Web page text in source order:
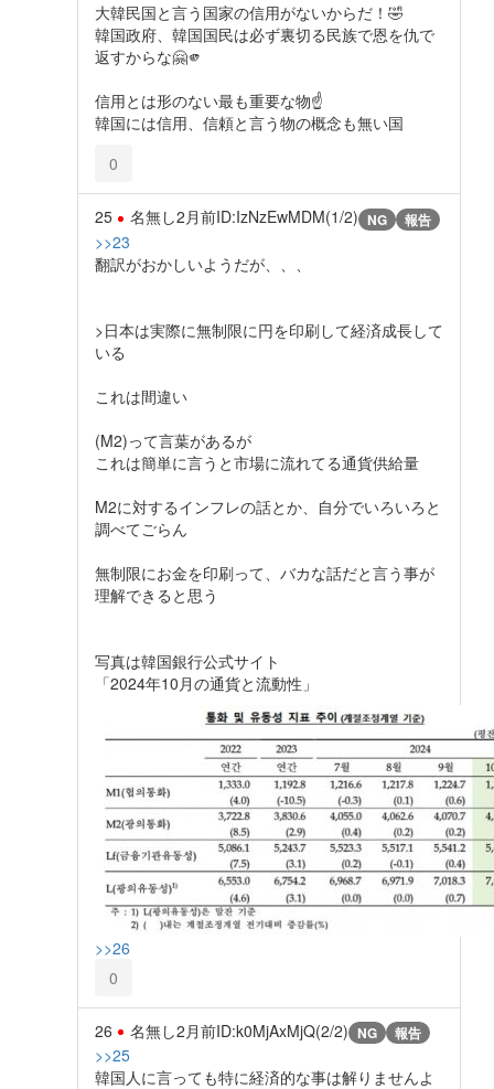
大韓民国と言う国家の信用がないからだ！🤣
韓国政府、韓国国民は必ず裏切る民族で恩を仇で
返すからな🤗🫵
信用とは形のない最も重要な物☝️
韓国には信用、信頼と言う物の概念も無い国
0
25 名無し2月前ID:IzNzEwMDM(1/2) NG 報告
>>23
翻訳がおかしいようだが、、、
>日本は実際に無制限に円を印刷して経済成長して
いる
これは間違い
(M2)って言葉があるが
これは簡単に言うと市場に流れてる通貨供給量
M2に対するインフレの話とか、自分でいろいろと
調べてごらん
無制限にお金を印刷って、バカな話だと言う事が
理解できると思う
写真は韓国銀行公式サイト
「2024年10月の通貨と流動性」
>>26
0
26 名無し2月前ID:k0MjAxMjQ(2/2) NG 報告
>>25
韓国人に言っても特に経済的な事は解りませんよ